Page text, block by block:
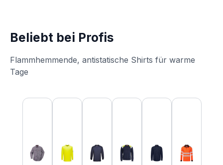
Beliebt bei Profis
Flammhemmende, antistatische Shirts für warme
Tage
Produktgalerie überspringen